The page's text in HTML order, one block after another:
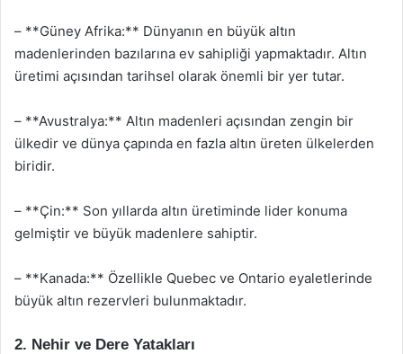
– **Güney Afrika:** Dünyanın en büyük altın
madenlerinden bazılarına ev sahipliği yapmaktadır. Altın
üretimi açısından tarihsel olarak önemli bir yer tutar.
– **Avustralya:** Altın madenleri açısından zengin bir
ülkedir ve dünya çapında en fazla altın üreten ülkelerden
biridir.
– **Çin:** Son yıllarda altın üretiminde lider konuma
gelmiştir ve büyük madenlere sahiptir.
– **Kanada:** Özellikle Quebec ve Ontario eyaletlerinde
büyük altın rezervleri bulunmaktadır.
2. Nehir ve Dere Yatakları